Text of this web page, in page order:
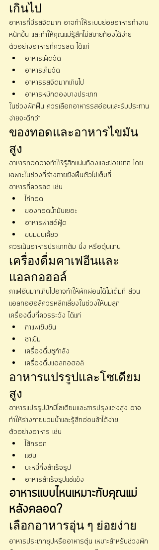
เกินไป
อาหารที่มีรสจัดมาก อาจทำให้ระบบย่อยอาหารทำงาน
หนักขึ้น และทำให้คุณแม่รู้สึกไม่สบายท้องได้ง่าย
ตัวอย่างอาหารที่ควรลด ได้แก่
อาหารเผ็ดจัด
อาหารเค็มจัด
อาหารรสจัดมากเกินไป
อาหารหมักดองบางประเภท
ในช่วงพักฟื้น ควรเลือกอาหารรสอ่อนและรับประทาน
ง่ายจะดีกว่า
ของทอดและอาหารไขมัน
สูง
อาหารทอดอาจทำให้รู้สึกแน่นท้องและย่อยยาก โดย
เฉพาะในช่วงที่ร่างกายยังฟื้นตัวไม่เต็มที่
อาหารที่ควรลด เช่น
ไก่ทอด
ของทอดน้ำมันเยอะ
อาหารฟาสต์ฟู้ด
ขนมขบเคี้ยว
ควรเน้นอาหารประเภทต้ม นึ่ง หรือตุ๋นแทน
เครื่องดื่มคาเฟอีนและ
แอลกอฮอล์
คาเฟอีนมากเกินไปอาจทำให้พักผ่อนได้ไม่เต็มที่ ส่วน
แอลกอฮอล์ควรหลีกเลี่ยงในช่วงให้นมลูก
เครื่องดื่มที่ควรระวัง ได้แก่
กาแฟเข้มข้น
ชาเข้ม
เครื่องดื่มชูกำลัง
เครื่องดื่มแอลกอฮอล์
อาหารแปรรูปและโซเดียม
สูง
อาหารแปรรูปมักมีโซเดียมและสารปรุงแต่งสูง อาจ
ทำให้ร่างกายบวมน้ำและรู้สึกอ่อนล้าได้ง่าย
ตัวอย่างอาหาร เช่น
ไส้กรอก
แฮม
บะหมี่กึ่งสำเร็จรูป
อาหารสำเร็จรูปแช่แข็ง
อาหารแบบไหนเหมาะกับคุณแม่
หลังคลอด?
เลือกอาหารอุ่น ๆ ย่อยง่าย
อาหารประเภทซุปหรืออาหารตุ๋น เหมาะสำหรับช่วงพัก